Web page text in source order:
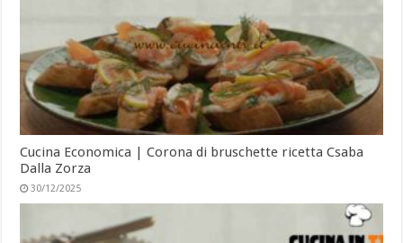
Cucina Economica | Corona di bruschette ricetta Csaba
Dalla Zorza
30/12/2025